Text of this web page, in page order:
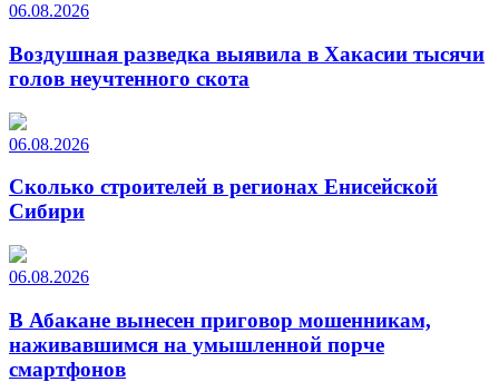
06.08.2026
Воздушная разведка выявила в Хакасии тысячи
голов неучтенного скота
06.08.2026
Сколько строителей в регионах Енисейской
Сибири
06.08.2026
В Абакане вынесен приговор мошенникам,
наживавшимся на умышленной порче
смартфонов